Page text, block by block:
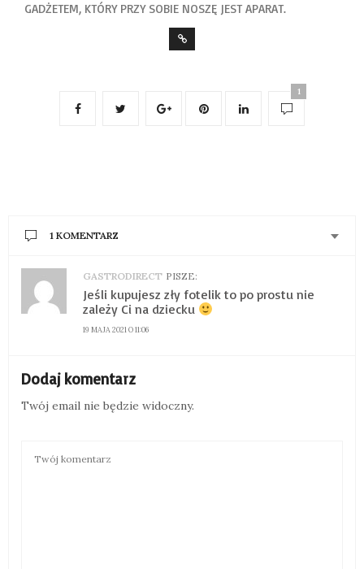
GADŻETEM, KTÓRY PRZY SOBIE NOSZĘ JEST APARAT.
1
1 KOMENTARZ
GASTRODIRECT PISZE:
19 MAJA 2021 O 11:06
Jeśli kupujesz zły fotelik to po prostu nie
zależy Ci na dziecku
Dodaj komentarz
Twój email nie będzie widoczny.